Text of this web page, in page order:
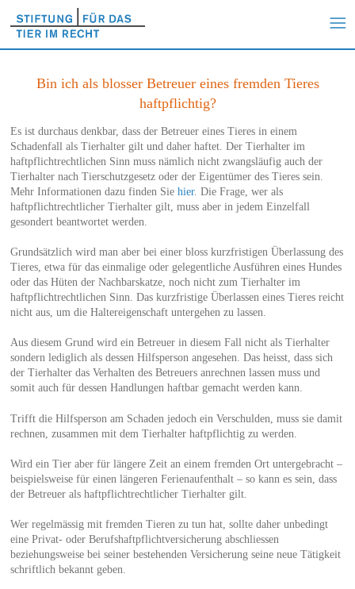
Bin ich als blosser Betreuer eines fremden Tieres
haftpflichtig?
Es ist durchaus denkbar, dass der Betreuer eines Tieres in einem
Schadenfall als Tierhalter gilt und daher haftet. Der Tierhalter im
haftpflichtrechtlichen Sinn muss nämlich nicht zwangsläufig auch der
Tierhalter nach Tierschutzgesetz oder der Eigentümer des Tieres sein.
Mehr Informationen dazu finden Sie hier. Die Frage, wer als
haftpflichtrechtlicher Tierhalter gilt, muss aber in jedem Einzelfall
gesondert beantwortet werden.
Grundsätzlich wird man aber bei einer bloss kurzfristigen Überlassung des
Tieres, etwa für das einmalige oder gelegentliche Ausführen eines Hundes
oder das Hüten der Nachbarskatze, noch nicht zum Tierhalter im
haftpflichtrechtlichen Sinn. Das kurzfristige Überlassen eines Tieres reicht
nicht aus, um die Haltereigenschaft untergehen zu lassen.
Aus diesem Grund wird ein Betreuer in diesem Fall nicht als Tierhalter
sondern lediglich als dessen Hilfsperson angesehen. Das heisst, dass sich
der Tierhalter das Verhalten des Betreuers anrechnen lassen muss und
somit auch für dessen Handlungen haftbar gemacht werden kann.
Trifft die Hilfsperson am Schaden jedoch ein Verschulden, muss sie damit
rechnen, zusammen mit dem Tierhalter haftpflichtig zu werden.
Wird ein Tier aber für längere Zeit an einem fremden Ort untergebracht –
beispielsweise für einen längeren Ferienaufenthalt – so kann es sein, dass
der Betreuer als haftpflichtrechtlicher Tierhalter gilt.
Wer regelmässig mit fremden Tieren zu tun hat, sollte daher unbedingt
eine Privat- oder Berufshaftpflichtversicherung abschliessen
beziehungsweise bei seiner bestehenden Versicherung seine neue Tätigkeit
schriftlich bekannt geben.